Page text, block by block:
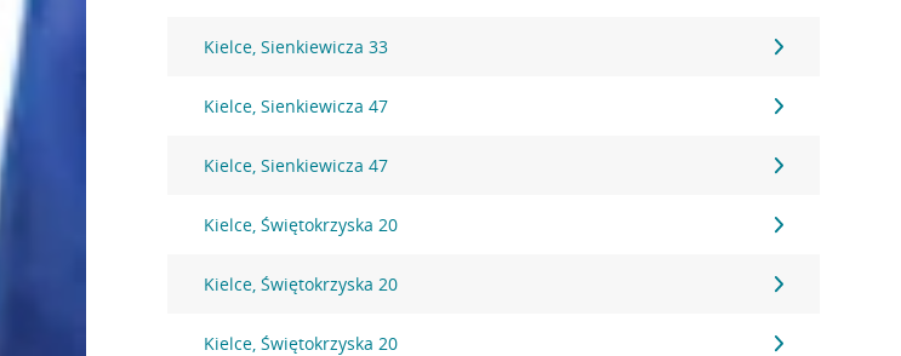
Kielce, Sienkiewicza 33
Kielce, Sienkiewicza 47
Kielce, Sienkiewicza 47
Kielce, Świętokrzyska 20
Kielce, Świętokrzyska 20
Kielce, Świętokrzyska 20